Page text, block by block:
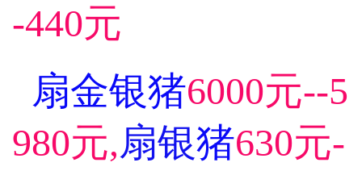
-440元
扇金银猪6000元--5
980元,扇银猪630元-